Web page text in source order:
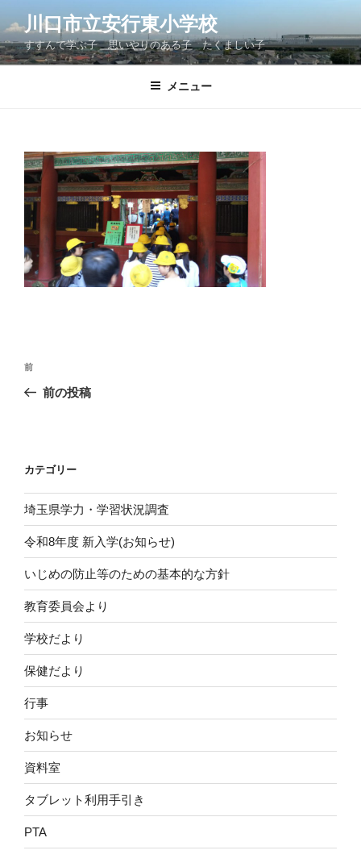
ン
テ
ン
川口市立安行東小学校
すすんで学ぶ子 思いやりのある子 たくましい子
メニュー
投
ー
シ
ョ
ン
前
の
前
前の投稿
カテゴリー
埼玉県学力・学習状況調査
令和8年度 新入学(お知らせ)
いじめの防止等のための基本的な方針
教育委員会より
学校だより
保健だより
行事
お知らせ
資料室
タブレット利用手引き
PTA